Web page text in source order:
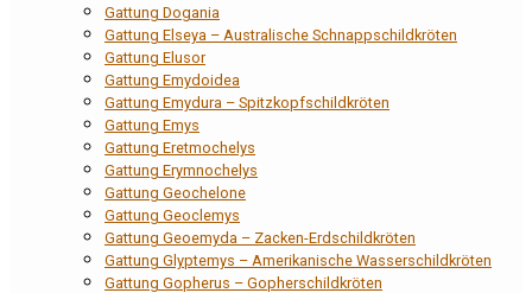
Gattung Dogania
Gattung Elseya – Australische Schnappschildkröten
Gattung Elusor
Gattung Emydoidea
Gattung Emydura – Spitzkopfschildkröten
Gattung Emys
Gattung Eretmochelys
Gattung Erymnochelys
Gattung Geochelone
Gattung Geoclemys
Gattung Geoemyda – Zacken-Erdschildkröten
Gattung Glyptemys – Amerikanische Wasserschildkröten
Gattung Gopherus – Gopherschildkröten